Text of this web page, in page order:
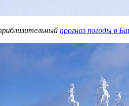
прогноз погоды в